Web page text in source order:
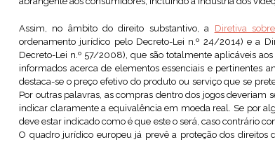
Assim, no âmbito do direito substantivo, a Diretiva
ordenamento jurídico pelo Decreto-Lei n.º 24/2014) e a
Decreto-Lei n.º 57/2008), que são totalmente aplicáveis
informados acerca de elementos essenciais e pertinentes
destaca-se o preço efetivo do produto ou serviço que se
Por outras palavras, as compras dentro dos jogos
indicar claramente a equivalência em moeda real. Se por
deve estar indicado como é que este o será, caso contrário
O quadro jurídico europeu já prevê a proteção dos direitos